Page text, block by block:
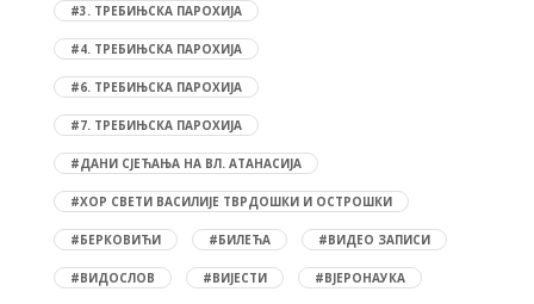
#3. ТРЕБИЊСКА ПАРОХИЈА
#4. ТРЕБИЊСКА ПАРОХИЈА
#6. ТРЕБИЊСКА ПАРОХИЈА
#7. ТРЕБИЊСКА ПАРОХИЈА
#ДАНИ СЈЕЋАЊА НА ВЛ. АТАНАСИЈА
#ХОР СВЕТИ ВАСИЛИЈЕ ТВРДОШКИ И ОСТРОШКИ
#БЕРКОВИЋИ #БИЛЕЋА #ВИДЕО ЗАПИСИ
#ВИДОСЛОВ #ВИЈЕСТИ #ВЈЕРОНАУКА